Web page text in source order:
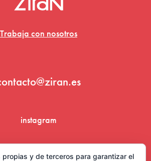
Trabaja con nosotros
instagram
propias y de terceros para garantizar el